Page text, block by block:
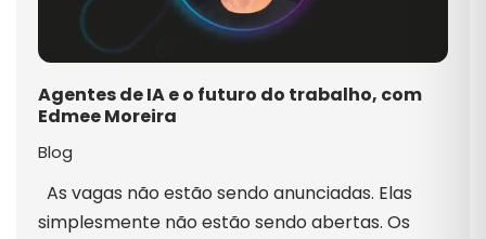
Agentes de IA e o futuro do trabalho, com
Edmee Moreira
Blog
As vagas não estão sendo anunciadas. Elas
simplesmente não estão sendo abertas. Os